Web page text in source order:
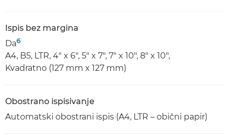
Ispis bez margina
Da6
A4, B5, LTR, 4" x 6", 5" x 7", 7" x 10", 8" x 10",
Kvadratno (127 mm x 127 mm)
Obostrano ispisivanje
Automatski obostrani ispis (A4, LTR – obični papir)